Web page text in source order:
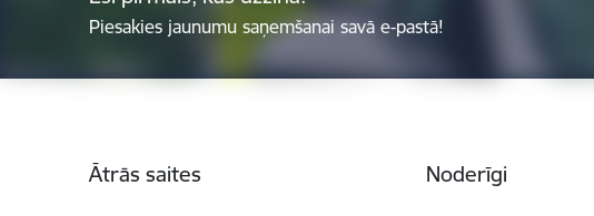
Piesakies jaunumu saņemšanai savā e-pastā!
Ātrās saites Noderīgi